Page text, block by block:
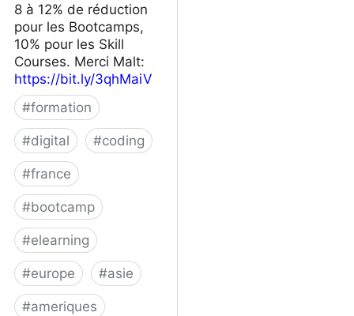
8 à 12% de réduction
pour les Bootcamps,
10% pour les Skill
Courses. Merci Malt:
https://bit.ly/3qhMaiV
#formation
#digital #coding
#france
#bootcamp
#elearning
#europe #asie
#ameriques